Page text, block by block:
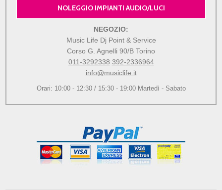
NOLEGGIO IMPIANTI AUDIO/LUCI
NEGOZIO:
Music Life Dj Point & Service
Corso G. Agnelli 90/B Torino
011-3292338 392-2336964
info@musiclife.it
Orari: 10:00 - 12:30 / 15:30 - 19:00 Martedì - Sabato